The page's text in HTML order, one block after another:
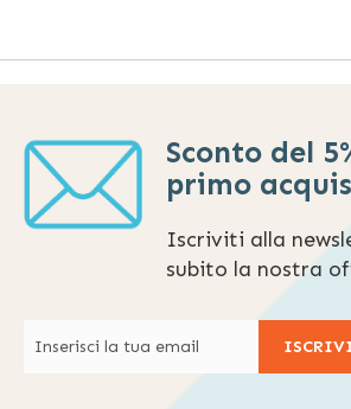
Sconto del
primo
Iscriviti alla
subito la nostra